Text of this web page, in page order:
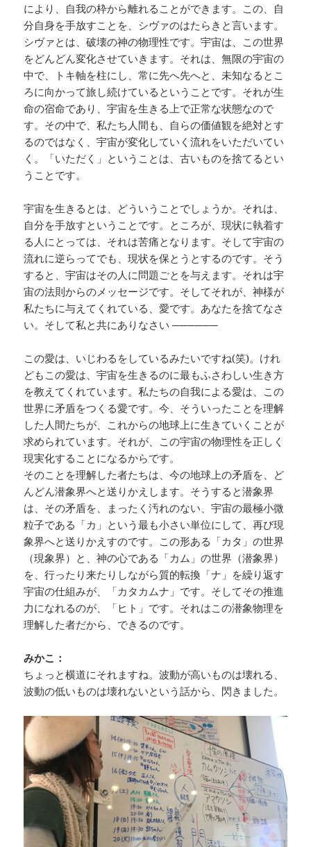
により、自我の枠から離れることができます。この、自
分自身を手放すことを、シヴァのはたらきと言います。
シヴァとは、破壊の神の物理性です。宇宙は、この世界
をどんどん変化させていきます。それは、無限の宇宙の
中で、トキ軸を柱にし、常に先へ先へと、未知なるとこ
ろに向かって旅し続けているということです。それが生
命の宿命であり、宇宙を生きる上で正常な状態なので
す。その中で、私たち人間も、自らの価値観を絶対とす
るのではなく、宇宙が変化していく流れをいただいてい
く。「いただく」ということは、古いものを捨てるとい
うことです。
宇宙を生きるとは、どういうことでしょうか。それは、
自分を手放すということです。ところが、現状に執着す
る人にとっては、それは苦痛となります。そして宇宙の
流れに逆らってでも、現状を保とうとするのです。そう
すると、宇宙はその人に問題ごとを与えます。それは宇
宙の法則からのメッセージです。そしてそれが、神様が
私たちに与えてくれている、愛です。あなたを捨てなさ
い。そして私と共にありなさい ──────
この愛は、いじわるをしているみたいですね(笑)。けれ
どもこの愛は、宇宙を生きるのに最もふさわしい生き方
を教えてくれています。私たちの自我による愛は、この
世界に矛盾をつくる愛です。今、そういったことを理解
した人間たちが、これからの地球上に生きていくことが
求められています。それが、この宇宙の物理性を正しく
現実化することになるからです。
そのことを理解した者たちは、今の地球上の矛盾を、ど
んどん潜象界へと送りかえします。そうすると潜象界
は、その矛盾を、まったく汚れのない、宇宙の最極小微
粒子である「カ」という最も小さい単位にして、再び現
象界へと送りかえすのです。この形ある「カタ」の世界
（現象界）と、神の心である「カム」の世界（潜象界）
を、行ったり来たりしながら質的転換「ナ」を繰り返す
宇宙の仕組みが、「カタカムナ」です。そしてその推進
力になれるのが、「ヒト」です。それはこの潜象物理を
理解した者だから、できるのです。
みかこ：
ちょっと横道にそれますね。波動が高いものは壊れる、
波動の低いものは壊れないという話から、閃きました。